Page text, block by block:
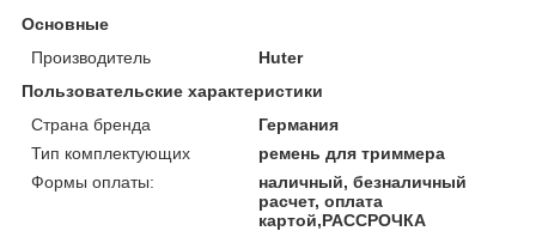
Основные
Производитель
Huter
Пользовательские характеристики
Страна бренда
Германия
Тип комплектующих
ремень для триммера
Формы оплаты:
наличный, безналичный
расчет, оплата
картой,РАССРОЧКА